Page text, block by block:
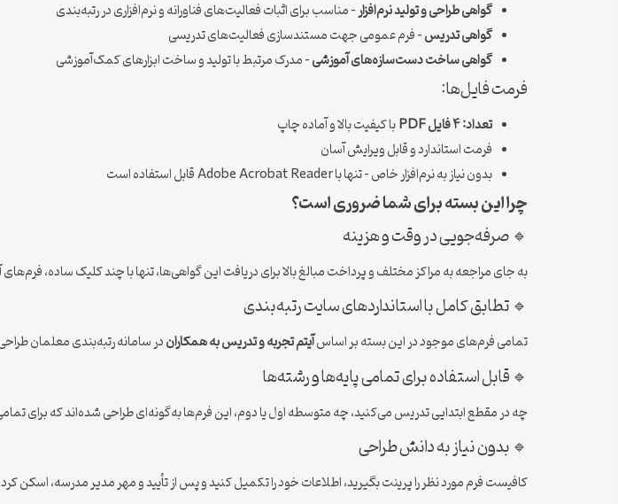
گواهی طراحی و تولید نرم‌افزار– مناسب برای اثبات فعالیت‌های فناورانه و نرم‌افزاری در رتبه‌بندی
گواهی تدریس– فرم عمومی جهت مستندسازی فعالیت‌های تدریسی
گواهی ساخت دست‌سازه‌های آموزشی– مدرک مرتبط با تولید و ساخت ابزارهای کمک‌آموزشی
فرمت فایل‌ها:
تعداد: ۴ فایل PDF
با کیفیت بالا و آماده چاپ
فرمت استاندارد و قابل ویرایش آسان
بدون نیاز به نرم‌افزار خاص – تنها با Adobe Acrobat Reader قابل استفاده است
چرا این بسته برای شما ضروری است؟
🔹 صرفه‌جویی در وقت و هزینه
به جای مراجعه به مراکز مختلف و پرداخت مبالغ بالا برای دریافت این گواهی‌ها، تنها با چند کلیک ساده،
🔹 تطابق کامل با استانداردهای سایت رتبه‌بندی
تمامی فرم‌های موجود در این بسته بر اساسآیتم تجربه و تدریس به همکاراندر سامانه رتبه‌بندی معلمان
🔹 قابل استفاده برای تمامی پایه‌ها و رشته‌ها
چه در مقطع ابتدایی تدریس می‌کنید، چه متوسطه اول یا دوم، این فرم‌ها به‌گونه‌ای طراحی شده‌اند که برای
🔹 بدون نیاز به دانش طراحی
کافیست فرم مورد نظر را پرینت بگیرید، اطلاعات خود را تکمیل کنید و پس از تأیید و مهر مدیر مدرسه، اسکن